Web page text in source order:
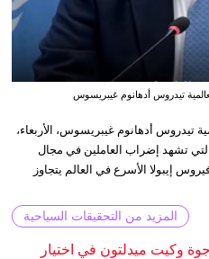
تيدروس أدهانوم غيبريسوس
تيدروس أدهانوم غيبريسوس، الأربعاء،
التي تشهد إضراب العاملين في مجال
إيبولا الأسرع في العالم يتجاوز
المزيد من التحقيقات السياحية
وكيت ميدلتون في اختيار